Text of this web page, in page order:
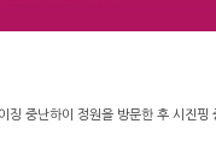
중난하이 정원을 방문한 후 시진